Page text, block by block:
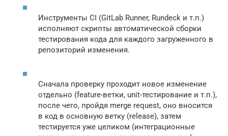
Инструменты CI (GitLab Runner, Rundeck и т.п.)
исполняют скрипты автоматической сборки
тестирования кода для каждого загруженного в
репозиторий изменения.
Сначала проверку проходит новое изменение
отдельно (feature-ветки, unit-тестирование и т.п.),
после чего, пройдя merge request, оно вносится
в код в основную ветку (release), затем
тестируется уже целиком (интеграционные